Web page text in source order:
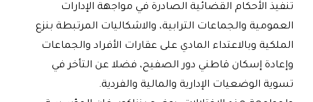
تنفيذ الأحكام القضائية الصادرة في مواجهة الإدارات
العمومية والجماعات الترابية، والاشكاليات المرتبطة بنزع
الملكية وبالاعتداء المادي على عقارات الأفراد والجماعات
وإعادة إسكان قاطني دور الصفيح، فضلا عن التأخر في
تسوية الوضعيات الإدارية والمالية والفردية.